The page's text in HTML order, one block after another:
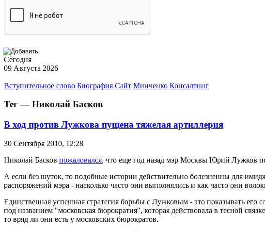
Сегодня
09 Августа 2026
Вступительное слово Биография Сайт Минченко Консалтинг
Тег — Николай Басков
В ход против Лужкова пущена тяжелая артиллерия
30 Сентября 2010, 12:28
Николай Басков пожаловался, что еще год назад мэр Москвы Юрий Лужков
А если без шуток, то подобные истории действительно болезненны для
распоряжений мэра - насколько часто они выполнялись и как часто они
Единственная успешная стратегия борьбы с Лужковым - это показывать его
под названием "московская бюрократия", которая действовала в тесной
то вряд ли они есть у московских бюрократов.